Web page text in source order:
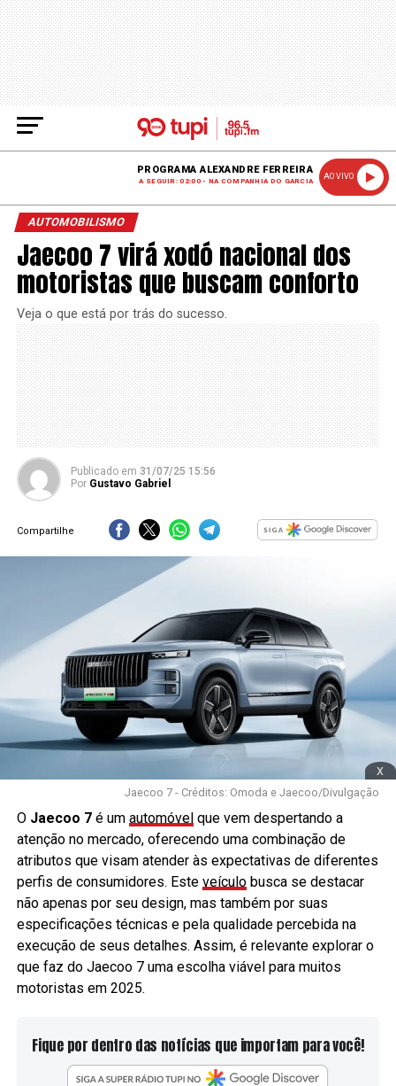
PROGRAMA ALEXANDRE FERREIRA
A SEGUIR: 02:00 - NA COMPANHIA DO GARCIA
AO VIVO
AUTOMOBILISMO
Jaecoo 7 virá xodó nacional dos
motoristas que buscam conforto
Veja o que está por trás do sucesso.
Publicado em 31/07/25 15:56
Por Gustavo Gabriel
Compartilhe
x
Jaecoo 7 - Créditos: Omoda e Jaecoo/Divulgação
O Jaecoo 7 é um automóvelque vem despertando a
atenção no mercado, oferecendo uma combinação de
atributos que visam atender às expectativas de diferentes
perfis de consumidores. Este veículobusca se destacar
não apenas por seu design, mas também por suas
especificações técnicas e pela qualidade percebida na
execução de seus detalhes. Assim, é relevante explorar o
que faz do Jaecoo 7 uma escolha viável para muitos
motoristas em 2025.
Fique por dentro das notícias que importam para você!